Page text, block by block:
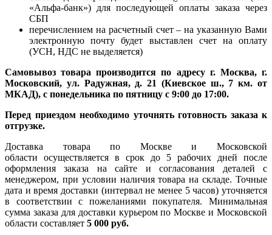
«Альфа-банк») для последующей оплаты заказа через
СБП
перечислением на расчетный счет – на указанную Вами
электронную почту будет выставлен счет на оплату
(УСН, НДС не выделяется)
Самовывоз товара производится по адресу г. Москва, г.
Московский, ул. Радужная, д. 21 (Киевское ш., 7 км. от
МКАД), с понедельника по пятницу с 9:00 до 17:00.
Перед приездом необходимо уточнять готовность заказа к
отгрузке.
Доставка товара по Москве и Московской
области осуществляется в срок до 5 рабочих дней после
оформления заказа на сайте и согласования деталей с
менеджером, при условии наличия товара на складе. Точные
дата и время доставки (интервал не менее 5 часов) уточняется
в соответствии с пожеланиями покупателя. Минимальная
сумма заказа для доставки курьером по Москве и Московской
области составляет 5 000 руб.